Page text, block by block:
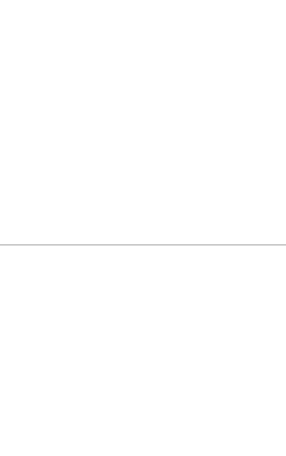
ต์อสังหา แตกต่างอย่างตั้งใจ รับรองผล อัน
บโพสต์ ที่ดิน กับทีมงานบริษัท ถูกและดีที่สุด
มืออาชีพ ช่วยคุณขายบ้านมานาน ตัวจริง